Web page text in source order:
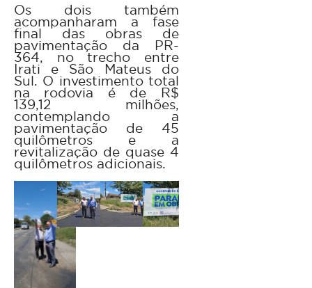
Os dois também
acompanharam a fase
final das obras de
pavimentação da PR-
364, no trecho entre
Irati e São Mateus do
Sul. O investimento total
na rodovia é de R$
139,12 milhões,
contemplando a
pavimentação de 45
quilômetros e a
revitalização de quase 4
quilômetros adicionais.